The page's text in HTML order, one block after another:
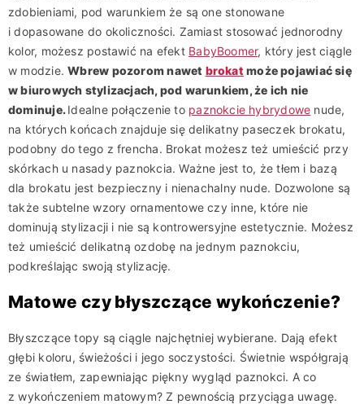
zdobieniami, pod warunkiem że są one stonowane
i dopasowane do okoliczności. Zamiast stosować jednorodny
kolor, możesz postawić na efekt BabyBoomer, który jest ciągle
w modzie.Wbrew pozorom nawet brokat może pojawiać się
w biurowych stylizacjach, pod warunkiem, że ich nie
dominuje.Idealne połączenie to paznokcie hybrydowe nude,
na których końcach znajduje się delikatny paseczek brokatu,
podobny do tego z frencha. Brokat możesz też umieścić przy
skórkach u nasady paznokcia. Ważne jest to, że tłem i bazą
dla brokatu jest bezpieczny i nienachalny nude. Dozwolone są
także subtelne wzory ornamentowe czy inne, które nie
dominują stylizacji i nie są kontrowersyjne estetycznie. Możesz
też umieścić delikatną ozdobę na jednym paznokciu,
podkreślając swoją stylizację.
Matowe czy błyszczące wykończenie?
Błyszczące topy są ciągle najchętniej wybierane. Dają efekt
głębi koloru, świeżości i jego soczystości. Świetnie współgrają
ze światłem, zapewniając piękny wygląd paznokci. A co
z wykończeniem matowym? Z pewnością przyciąga uwagę.